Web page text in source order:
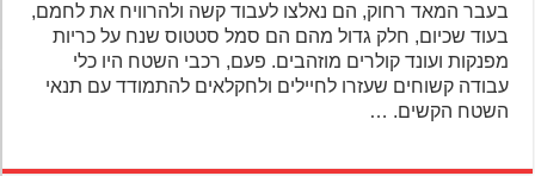
בעבר המאד רחוק, הם נאלצו לעבוד קשה ולהרוויח את לחמם,
בעוד שכיום, חלק גדול מהם הם סמל סטטוס שנח על כריות
מפנקות ועונד קולרים מוזהבים. פעם, רכבי השטח היו כלי
עבודה קשוחים שעזרו לחיילים ולחקלאים להתמודד עם תנאי
השטח הקשים. …